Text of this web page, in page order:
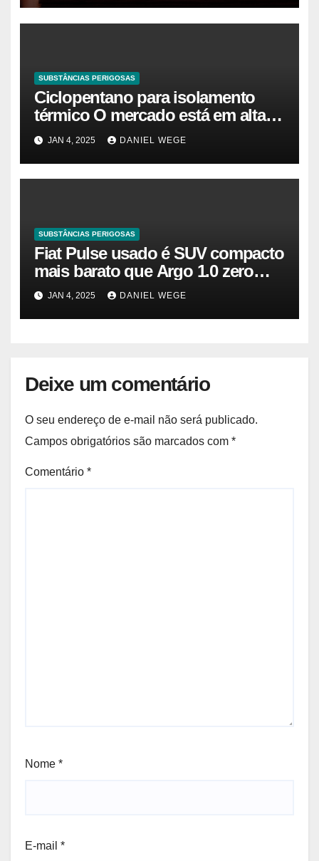
SUBSTÂNCIAS PERIGOSAS
Ciclopentano para isolamento
térmico O mercado está em alta
agora. Vamos entender o
tamanho do mercado, a
participação e a previsão até 2032
JAN 4, 2025 DANIEL WEGE
SUBSTÂNCIAS PERIGOSAS
Fiat Pulse usado é SUV compacto
mais barato que Argo 1.0 zero
quilômetro
JAN 4, 2025 DANIEL WEGE
Deixe um comentário
O seu endereço de e-mail não será publicado.
Campos obrigatórios são marcados com *
Comentário *
Nome *
E-mail *